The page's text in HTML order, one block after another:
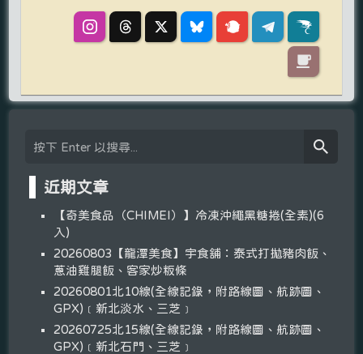
近期文章
【奇美食品（CHIMEI）】冷凍沖繩黑糖捲(全素)(6
入)
20260803【龍潭美食】宇食舖：泰式打拋豬肉飯、
蔥油雞腿飯、客家炒粄條
20260801北10線(全線記錄，附路線圖、航跡圖、
GPX)﹝新北淡水、三芝﹞
20260725北15線(全線記錄，附路線圖、航跡圖、
GPX)﹝新北石門、三芝﹞